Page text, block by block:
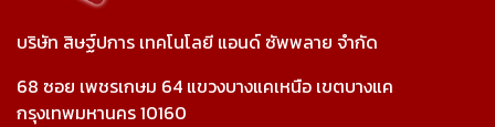
บริษัท สิษฐ์ปการ เทคโนโลยี แอนด์ ซัพพลาย จำกัด
68 ซอย เพชรเกษม 64 แขวงบางแคเหนือ เขตบางแค
กรุงเทพมหานคร 10160